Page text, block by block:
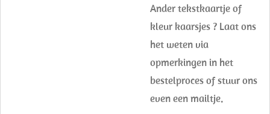
Ander tekstkaartje of
kleur kaarsjes ? Laat ons
het weten via
opmerkingen in het
bestelproces of stuur ons
even een mailtje.